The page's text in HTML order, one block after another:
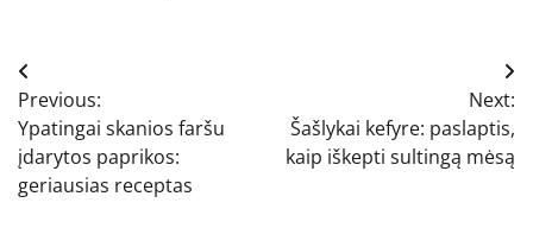
Navigacija
tarp
įrašų
Previous:
Ypatingai skanios faršu
įdarytos paprikos:
geriausias receptas
Next:
Šašlykai kefyre: paslaptis,
kaip iškepti sultingą mėsą